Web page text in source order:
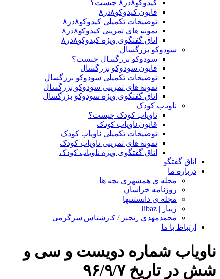
کیدوکو۸در۸ چیست؟
قانون کیدوکو۸در۸
توضیحات تکمیلی کیدوکو۸در۸
نمونه های تمرینی کیدوکو۸در۸
اتاق گفتگوی ویژه کیدوکو۸در۸
سودوکو بزرگسال
سودوکو بزرگسال چیست؟
قانون سودوکو بزرگسال
توضیحات تکمیلی سودوکو بزرگسال
نمونه های تمرینی سودوکو بزرگسال
اتاق گفتگوی ویژه سودوکو بزرگسال
ناویاب کودک
ناویاب کودک چیست؟
قانون ناویاب کودک
توضیحات تکمیلی ناویاب کودک
نمونه های تمرینی ناویاب کودک
اتاق گفتگوی ویژه ناویاب کودک
اتاق گفتگو
درباره ما
مجله ی همشهری بچه ها
روزنامه خراسان
مجله ی دانستنیها
ژیباز | Jibaz
محمدمهدی رنجبر / کارشناس سرگرمی
ارتباط با ما
ناویاب شماره دویست و سی و
شش در تاریخ ۹۶/۹/۷